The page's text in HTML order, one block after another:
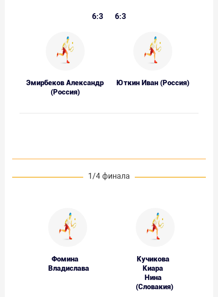
6:3 6:3
Эмирбеков Александр
(Россия)
Юткин Иван (Россия)
1/4 финала
Фомина
Владислава
Кучикова
Киара
Нина
(Словакия)